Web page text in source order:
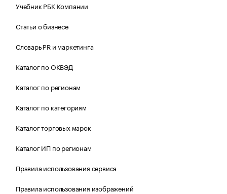
Учебник РБК Компании
Статьи о бизнесе
Словарь PR и маркетинга
Каталог по ОКВЭД
Каталог по регионам
Каталог по категориям
Каталог торговых марок
Каталог ИП по регионам
Правила использования сервиса
Правила использования изображений